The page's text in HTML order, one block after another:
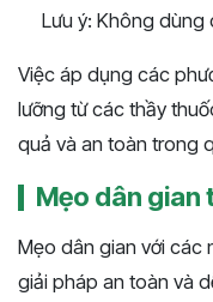
Lưu ý: Không dùng
Việc áp dụng các
lưỡng từ các thầy
quả và an toàn trong
Mẹo dân gian
Mẹo dân gian với các
giải pháp an toàn và